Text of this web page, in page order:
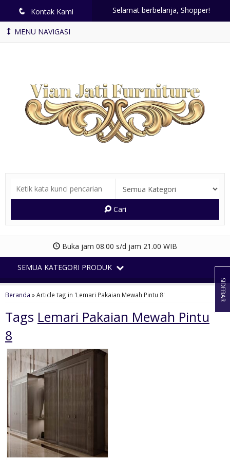
q Kontak Kami Selamat berbelanja, Shopper!
MENU NAVIGASI
Cari
Buka jam 08.00 s/d jam 21.00 WIB
SEMUA KATEGORI PRODUK
Beranda »Article tag in 'Lemari Pakaian Mewah Pintu 8'
Tags Lemari Pakaian Mewah Pintu
8
SIDEBAR